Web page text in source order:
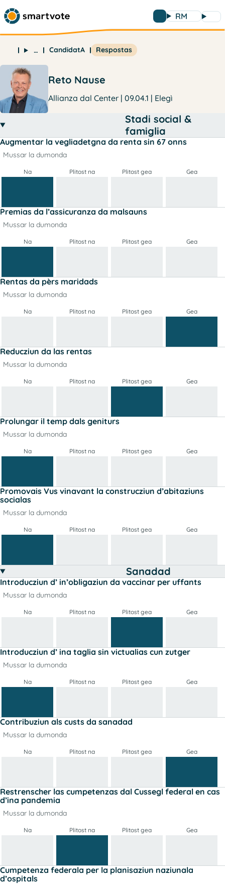
RM
… CandidatA Respostas
Reto Nause
Allianza dal Center | 09.04.1 | Elegì
Stadi social &
famiglia
Augmentar la vegliadetgna da renta sin 67 onns
Mussar la dumonda
Na Plitost na Plitost gea Gea
Premias da l’assicuranza da malsauns
Mussar la dumonda
Na Plitost na Plitost gea Gea
Rentas da pèrs maridads
Mussar la dumonda
Na Plitost na Plitost gea Gea
Reducziun da las rentas
Mussar la dumonda
Na Plitost na Plitost gea Gea
Prolungar il temp dals geniturs
Mussar la dumonda
Na Plitost na Plitost gea Gea
Promovais Vus vinavant la construcziun d’abitaziuns
socialas
Mussar la dumonda
Na Plitost na Plitost gea Gea
Sanadad
Introducziun d’ in’obligaziun da vaccinar per uffants
Mussar la dumonda
Na Plitost na Plitost gea Gea
Introducziun d’ ina taglia sin victualias cun zutger
Mussar la dumonda
Na Plitost na Plitost gea Gea
Contribuziun als custs da sanadad
Mussar la dumonda
Na Plitost na Plitost gea Gea
Restrenscher las cumpetenzas dal Cussegl federal en cas
d’ina pandemia
Mussar la dumonda
Na Plitost na Plitost gea Gea
Cumpetenza federala per la planisaziun naziunala
d’ospitals